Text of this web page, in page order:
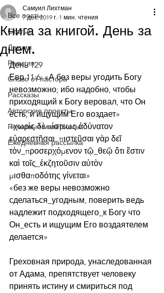
Все посты
Статьи
Лекции
Религия
Слово от пастора
Рассказы
Авторские проекты
Печатные материалы
Ежедневная рассылка
Книга за книгой. День за
днем.
Самуил Лихтман
7 дек. 2019 г. 1 мин. чтения
День 129
Евр.11:6: «А без веры угодить Богу
невозможно; ибо надобно, чтобы
приходящий к Богу веровал, что Он
есть, и ищущим Его воздает»
«χωρὶς δὲ πίστεως ἀδύνατον
εὐαρεστῆσαι, πιστεῦσαι γὰρ δεῖ
τὸν_προσερχόμενον τῷ_θεῷ ὅτι ἔστιν
καὶ τοῖς_ἐκζητοῦσιν αὐτὸν
μισθαποδότης γίνεται»
«без же веры невозможно
сделаться_угодным, поверить ведь
надлежит подходящего_к Богу что
Он_есть и ищущим Его воздаятелем
делается»
Греховная природа, унаследованная
от Адама, препятствует человеку
принять истину и смириться под